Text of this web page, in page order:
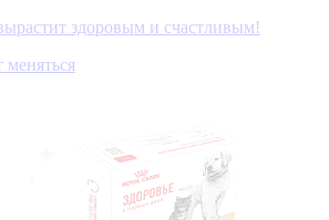
здоровым и счастливым!
меняться